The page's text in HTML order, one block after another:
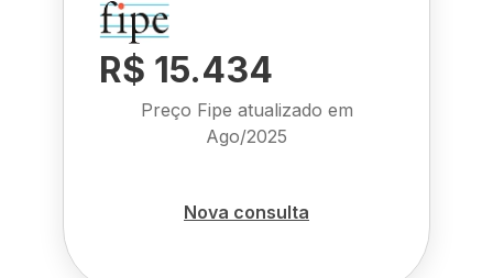
R$ 15.434
Preço Fipe atualizado em
Ago/2025
Nova consulta